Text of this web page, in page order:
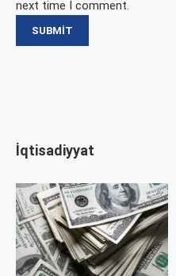
next time I comment.
İqtisadiyyat